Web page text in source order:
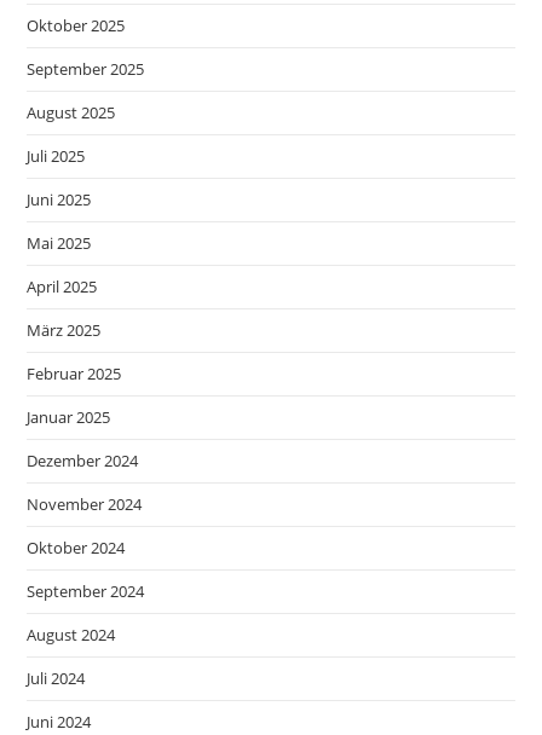
Oktober 2025
September 2025
August 2025
Juli 2025
Juni 2025
Mai 2025
April 2025
März 2025
Februar 2025
Januar 2025
Dezember 2024
November 2024
Oktober 2024
September 2024
August 2024
Juli 2024
Juni 2024